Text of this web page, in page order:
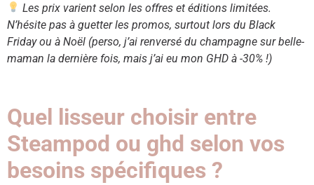
Les prix varient selon les offres et éditions limitées.
N’hésite pas à guetter les promos, surtout lors du Black
Friday ou à Noël (perso, j’ai renversé du champagne sur belle-
maman la dernière fois, mais j’ai eu mon GHD à -30% !)
Quel lisseur choisir entre
Steampod ou ghd selon vos
besoins spécifiques ?